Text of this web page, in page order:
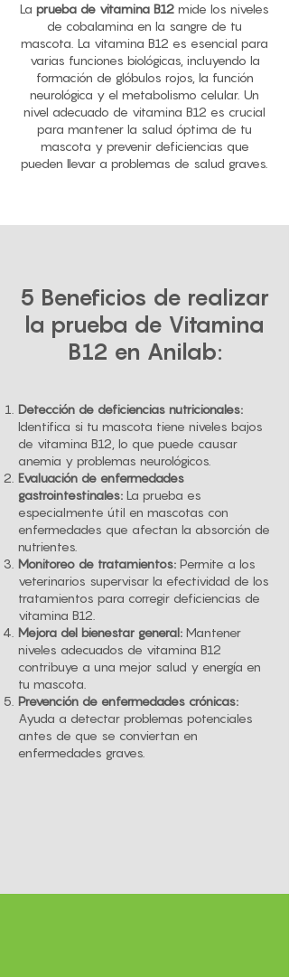
La prueba de vitamina B12 mide los niveles
de cobalamina en la sangre de tu
mascota. La vitamina B12 es esencial para
varias funciones biológicas, incluyendo la
formación de glóbulos rojos, la función
neurológica y el metabolismo celular. Un
nivel adecuado de vitamina B12 es crucial
para mantener la salud óptima de tu
mascota y prevenir deficiencias que
pueden llevar a problemas de salud graves.
5 Beneficios de realizar
la prueba de Vitamina
B12 en Anilab:
Detección de deficiencias nutricionales:
Identifica si tu mascota tiene niveles bajos
de vitamina B12, lo que puede causar
anemia y problemas neurológicos.
Evaluación de enfermedades
gastrointestinales: La prueba es
especialmente útil en mascotas con
enfermedades que afectan la absorción de
nutrientes.
Monitoreo de tratamientos: Permite a los
veterinarios supervisar la efectividad de los
tratamientos para corregir deficiencias de
vitamina B12.
Mejora del bienestar general: Mantener
niveles adecuados de vitamina B12
contribuye a una mejor salud y energía en
tu mascota.
Prevención de enfermedades crónicas:
Ayuda a detectar problemas potenciales
antes de que se conviertan en
enfermedades graves.